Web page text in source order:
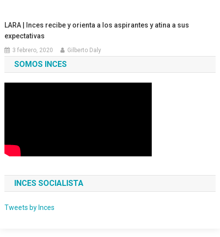
LARA | Inces recibe y orienta a los aspirantes y atina a sus
expectativas
3 febrero, 2020 Gilberto Daly
SOMOS INCES
INCES SOCIALISTA
Tweets by Inces